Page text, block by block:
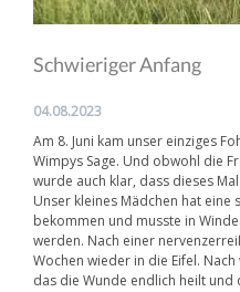
Schwieriger Anfang
04.08.2023
Am 8. Juni kam unser einziges
Wimpys Sage. Und obwohl die
wurde auch klar, dass dieses
Unser kleines Mädchen hat
bekommen und musste in
werden. Nach einer
Wochen wieder in die Eifel.
das die Wunde endlich heilt und